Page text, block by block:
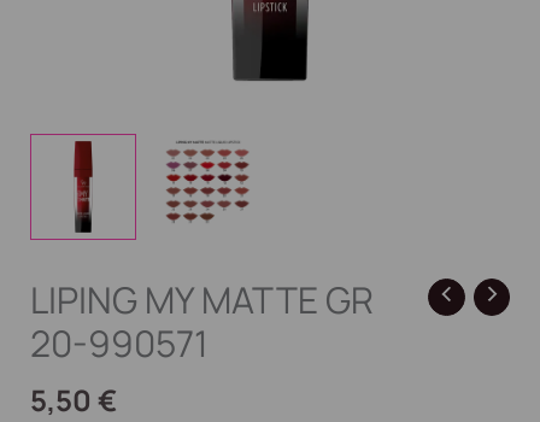
LIPING MY MATTE GR
20-990571
5,50 €